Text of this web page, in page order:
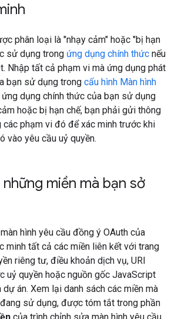
phân loại là "nhạy cảm" hoặc "bị hạn
sử dụng trong ứng dụng chính thức nếu
Nhập tất cả phạm vi mà ứng dụng phát
bạn sử dụng trong cấu hình Màn hình
ứng dụng chính thức của bạn sử dụng
hoặc bị hạn chế, bạn phải gửi thông
phạm vi đó để xác minh trước khi
vào yêu cầu uỷ quyền.
miền mà bạn sở
hình yêu cầu đồng ý OAuth của
minh tất cả các miền liên kết với trang
riêng tư, điều khoản dịch vụ, URI
uỷ quyền hoặc nguồn gốc JavaScript
án. Xem lại danh sách các miền mà
sử dụng, được tóm tắt trong phần